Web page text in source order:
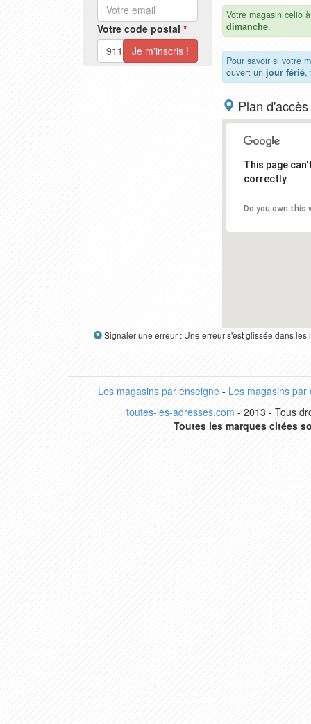
Votre code postal *
Votre magasin celio
dimanche.
Pour savoir si votre
ouvert un jour férié,
Plan d'accès
This page
correctly.
Do you own this
Signaler une erreur : Une erreur s'est glissée dans
Les magasins par enseigne- Les magasins par
toutes-les-adresses.com - 2013 - Tous
Toutes les marques citées